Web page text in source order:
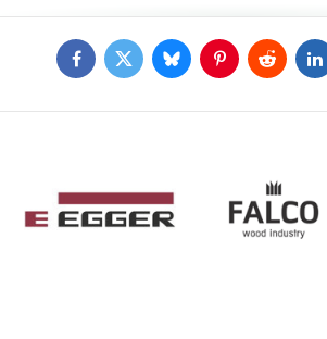
FacebookTwitterBlueskyPinterestReddit